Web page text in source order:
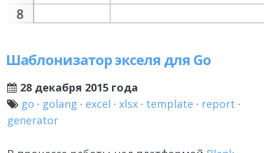
Шаблонизатор экселя для Go
28 декабря 2015 года
go · golang · excel · xlsx · template · report ·
generator